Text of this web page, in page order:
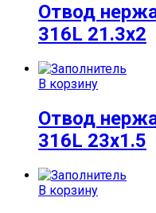
Отвод
316L 21.3х2
В корзину
Отвод
316L 23х1.5
В корзину